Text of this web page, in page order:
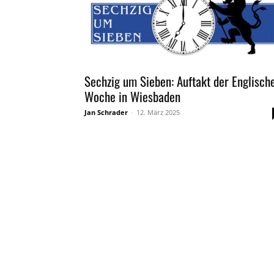
Sechzig um Sieben: Auftakt der
Woche in Wiesbaden
Jan Schrader - 12. März 2025